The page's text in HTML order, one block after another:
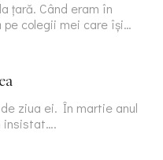
țară. Când eram în
pe colegii mei care își…
ziua ei. În martie anul
insistat….